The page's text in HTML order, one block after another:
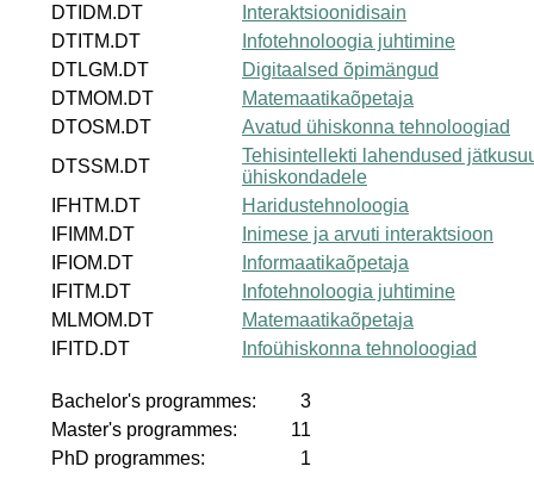
DTIDM.DT
Interaktsioonidisain
DTITM.DT
Infotehnoloogia juhtimine
DTLGM.DT
Digitaalsed õpimängud
DTMOM.DT
Matemaatikaõpetaja
DTOSM.DT
Avatud ühiskonna tehnoloogiad
DTSSM.DT
Tehisintellekti lahendused
ühiskondadele
IFHTM.DT
Haridustehnoloogia
IFIMM.DT
Inimese ja arvuti interaktsioon
IFIOM.DT
Informaatikaõpetaja
IFITM.DT
Infotehnoloogia juhtimine
MLMOM.DT
Matemaatikaõpetaja
IFITD.DT
Infoühiskonna tehnoloogiad
Bachelor's programmes:
3
Master's programmes:
11
PhD programmes:
1